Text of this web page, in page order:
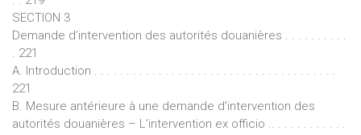
SECTION 3
Demande d’intervention des autorités douanières . . . . . . . . . .
. 221
A. Introduction . . . . . . . . . . . . . . . . . . . . . . . . . . . . . . . . . . . . . .
221
B. Mesure antérieure à une demande d’intervention des
autorités douanières – L’intervention ex officio .. . . . . . . . . . . .